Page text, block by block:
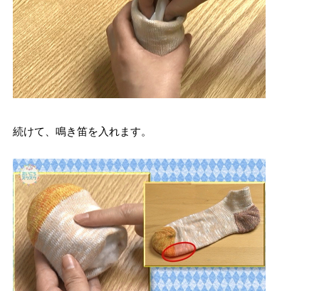
続けて、鳴き笛を入れます。